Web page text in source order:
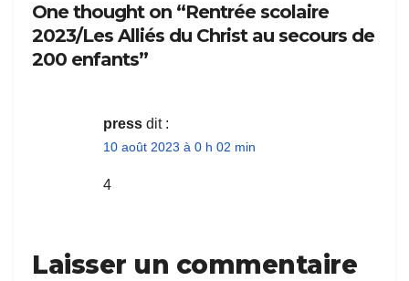
One thought on “Rentrée scolaire
2023/Les Alliés du Christ au secours de
200 enfants”
press dit :
10 août 2023 à 0 h 02 min
4
Laisser un commentaire